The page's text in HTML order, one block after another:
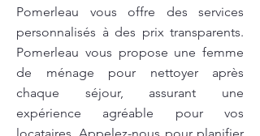
Pomerleau vous offre des services
personnalisés à des prix transparents.
Pomerleau vous propose une femme
de ménage pour nettoyer après
chaque séjour, assurant une
expérience agréable pour vos